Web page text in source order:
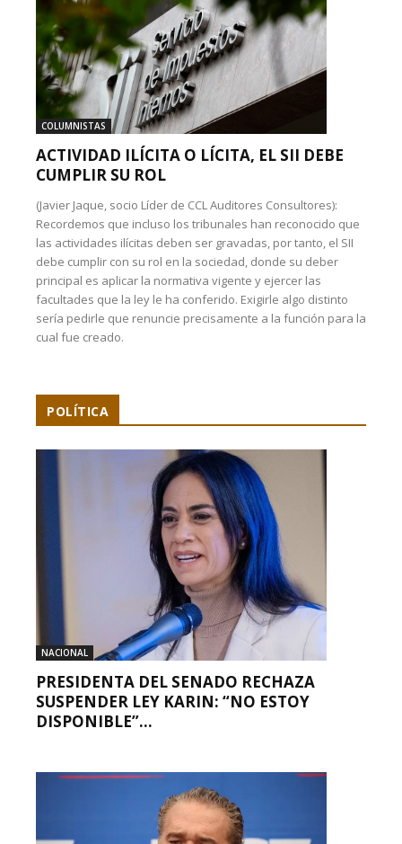
COLUMNISTAS
ACTIVIDAD ILÍCITA O LÍCITA, EL SII DEBE
CUMPLIR SU ROL
(Javier Jaque, socio Líder de CCL Auditores Consultores):
Recordemos que incluso los tribunales han reconocido que
las actividades ilícitas deben ser gravadas, por tanto, el SII
debe cumplir con su rol en la sociedad, donde su deber
principal es aplicar la normativa vigente y ejercer las
facultades que la ley le ha conferido. Exigirle algo distinto
sería pedirle que renuncie precisamente a la función para la
cual fue creado.
POLÍTICA
NACIONAL
PRESIDENTA DEL SENADO RECHAZA
SUSPENDER LEY KARIN: “NO ESTOY
DISPONIBLE”...